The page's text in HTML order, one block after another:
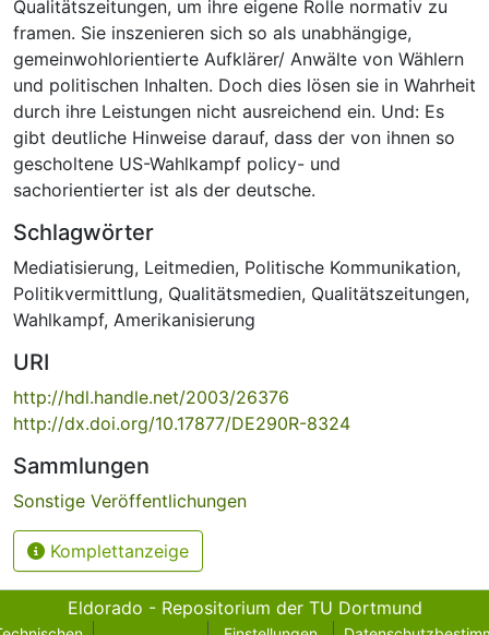
Qualitätszeitungen, um ihre eigene Rolle normativ zu
framen. Sie inszenieren sich so als unabhängige,
gemeinwohlorientierte Aufklärer/ Anwälte von Wählern
und politischen Inhalten. Doch dies lösen sie in Wahrheit
durch ihre Leistungen nicht ausreichend ein. Und: Es
gibt deutliche Hinweise darauf, dass der von ihnen so
gescholtene US-Wahlkampf policy- und
sachorientierter ist als der deutsche.
Schlagwörter
Mediatisierung, Leitmedien, Politische Kommunikation,
Politikvermittlung, Qualitätsmedien, Qualitätszeitungen,
Wahlkampf, Amerikanisierung
URI
http://hdl.handle.net/2003/26376
http://dx.doi.org/10.17877/DE290R-8324
Sammlungen
Sonstige Veröffentlichungen
Komplettanzeige
Eldorado - Repositorium der TU Dortmund